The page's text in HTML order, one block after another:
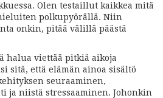
Olen testaillut kaikkea mitä
polkupyörällä. Niin
onkin, pitää välillä päästä
halua viettää pitkiä aikoja
sitä, että elämän ainoa sisältö
seuraaminen,
ja niistä stressaaminen. Johonkin